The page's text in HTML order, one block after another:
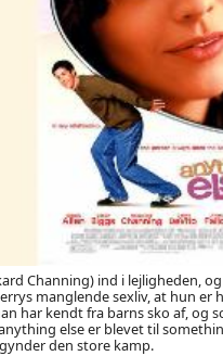
Channing) ind i lejligheden,
manglende sexliv, at hun er
har kendt fra barns sko af, og
else er blevet til
den store kamp.